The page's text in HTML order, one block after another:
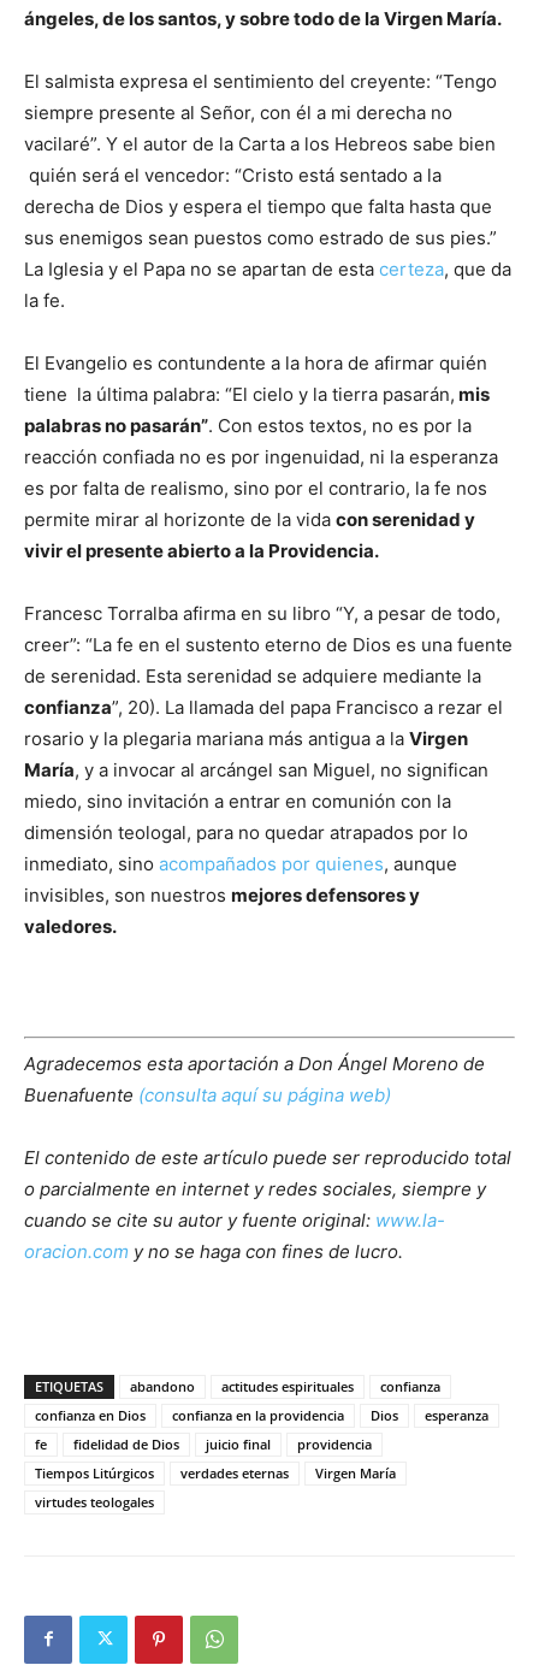
ángeles, de los santos, y sobre todo de la Virgen María.
El salmista expresa el sentimiento del creyente: “Tengo
siempre presente al Señor, con él a mi derecha no
vacilaré”. Y el autor de la Carta a los Hebreos sabe bien
quién será el vencedor: “Cristo está sentado a la
derecha de Dios y espera el tiempo que falta hasta que
sus enemigos sean puestos como estrado de sus pies.”
La Iglesia y el Papa no se apartan de esta certeza, que da
la fe.
El Evangelio es contundente a la hora de afirmar quién
tiene la última palabra: “El cielo y la tierra pasarán, mis
palabras no pasarán”. Con estos textos, no es por la
reacción confiada no es por ingenuidad, ni la esperanza
es por falta de realismo, sino por el contrario, la fe nos
permite mirar al horizonte de la vida con serenidad y
vivir el presente abierto a la Providencia.
Francesc Torralba afirma en su libro “Y, a pesar de todo,
creer”: “La fe en el sustento eterno de Dios es una fuente
de serenidad. Esta serenidad se adquiere mediante la
confianza”, 20). La llamada del papa Francisco a rezar el
rosario y la plegaria mariana más antigua a la Virgen
María, y a invocar al arcángel san Miguel, no significan
miedo, sino invitación a entrar en comunión con la
dimensión teologal, para no quedar atrapados por lo
inmediato, sino acompañados por quienes, aunque
invisibles, son nuestros mejores defensores y
valedores.
Agradecemos esta aportación a Don Ángel Moreno de
Buenafuente (consulta aquí su página web)
El contenido de este artículo puede ser reproducido total
o parcialmente en internet y redes sociales, siempre y
cuando se cite su autor y fuente original: www.la-
oracion.com y no se haga con fines de lucro.
ETIQUETAS abandono actitudes espirituales
confianza
confianza en Dios
confianza en la providencia Dios
esperanza
fe
fidelidad de Dios juicio final
providencia
Tiempos Litúrgicos
verdades eternas
Virgen María
virtudes teologales